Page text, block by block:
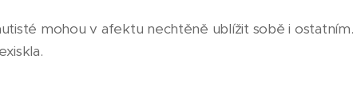
mohou v afektu nechtěně ublížit sobě i ostatním.